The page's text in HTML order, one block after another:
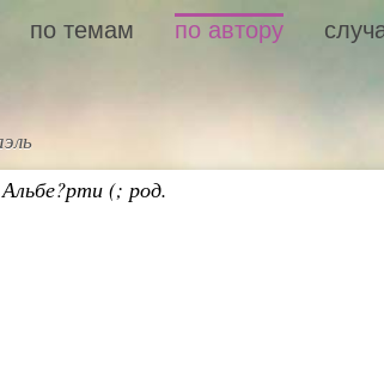
по темам по автору
(; род.